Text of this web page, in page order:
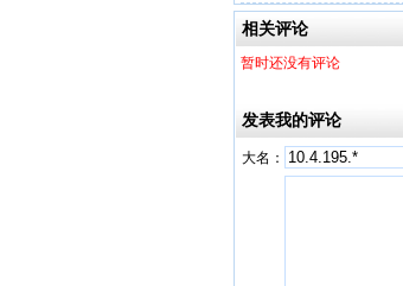
相关评论
暂时还没有评论
发表我的评论
大名：